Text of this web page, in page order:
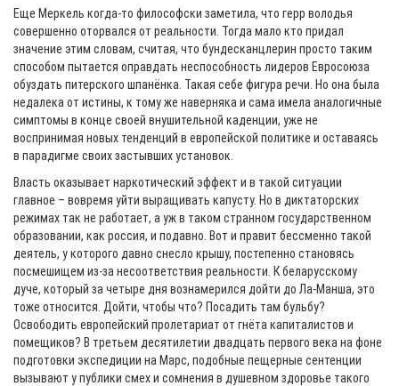
Еще Меркель когда-то философски заметила, что герр володья
совершенно оторвался от реальности. Тогда мало кто придал
значение этим словам, считая, что бундесканцлерин просто таким
способом пытается оправдать неспособность лидеров Евросоюза
обуздать питерского шпанёнка. Такая себе фигура речи. Но она была
недалека от истины, к тому же наверняка и сама имела аналогичные
симптомы в конце своей внушительной каденции, уже не
воспринимая новых тенденций в европейской политике и оставаясь
в парадигме своих застывших установок.
Власть оказывает наркотический эффект и в такой ситуации
главное – вовремя уйти выращивать капусту. Но в диктаторских
режимах так не работает, а уж в таком странном государственном
образовании, как россия, и подавно. Вот и правит бессменно такой
деятель, у которого давно снесло крышу, постепенно становясь
посмешищем из-за несоответствия реальности. К беларусскому
дуче, который за четыре дня вознамерился дойти до Ла-Манша, это
тоже относится. Дойти, чтобы что? Посадить там бульбу?
Освободить европейский пролетариат от гнёта капиталистов и
помещиков? В третьем десятилетии двадцать первого века на фоне
подготовки экспедиции на Марс, подобные пещерные сентенции
вызывают у публики смех и сомнения в душевном здоровье такого